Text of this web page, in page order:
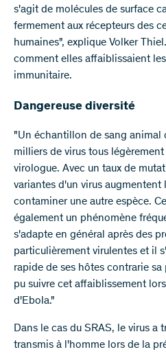
s'agit de molécules de surface
fermement aux récepteurs des
humaines", explique Volker
comment elles affaiblissaient
immunitaire.
Dangereuse diversité
"Un échantillon de sang animal
milliers de virus tous
virologue. Avec un taux de
variantes d'un virus augmentent
contaminer une autre espèce.
également un phénomène
s'adapte en général après des
particulièrement virulentes et il
rapide de ses hôtes contrarie
pu suivre cet affaiblissement
d'Ebola."
Dans le cas du SRAS, le virus a
transmis à l'homme lors de la